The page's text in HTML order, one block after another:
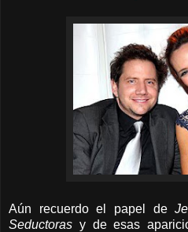
Aún recuerdo el papel de
Seductoras y de esas